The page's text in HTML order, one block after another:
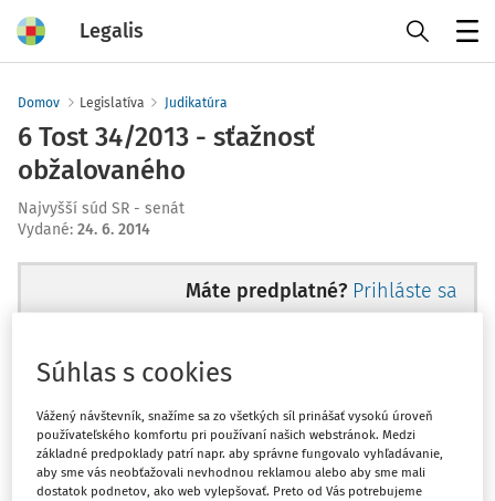
Legalis
Domov Legislatíva Judikatúra
6 Tost 34/2013 - sťažnosť
obžalovaného
Najvyšší súd SR - senát
Vydané: 24. 6. 2014
Máte predplatné? Prihláste sa
Ups, zatiaľ ste si prečítali len
začiatok...
Súhlas s cookies
Vážený návštevník, snažíme sa zo všetkých síl prinášať vysokú úroveň
používateľského komfortu pri používaní našich webstránok. Medzi
základné predpoklady patrí napr. aby správne fungovalo vyhľadávanie,
aby sme vás neobťažovali nevhodnou reklamou alebo aby sme mali
dostatok podnetov, ako web vylepšovať. Preto od Vás potrebujeme